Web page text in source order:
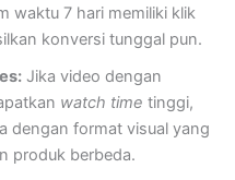
waktu 7 hari memiliki klik
konversi tunggal pun.
Jika video dengan
watch time tinggi,
dengan format visual yang
produk berbeda.